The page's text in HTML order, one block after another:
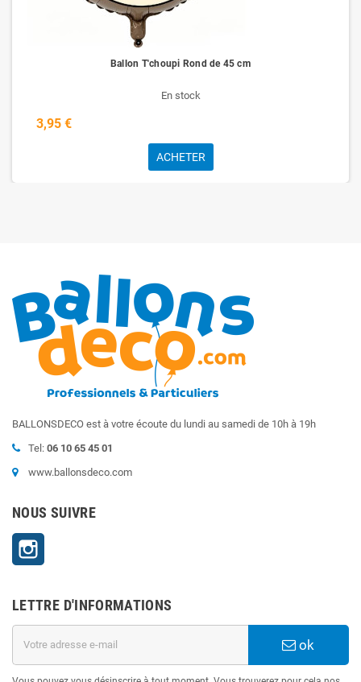
Ballon T'choupi Rond de 45 cm
En stock
3,95 €
ACHETER
BALLONSDECO est à votre écoute du lundi au samedi de 10h à 19h
Tel: 06 10 65 45 01
www.ballonsdeco.com
NOUS SUIVRE
LETTRE D'INFORMATIONS
ok